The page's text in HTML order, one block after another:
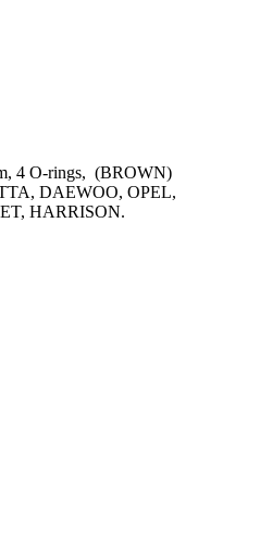
4 O-rings, (BROWN)
DAEWOO, OPEL,
HARRISON.